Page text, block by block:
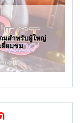
กมสำหรับผู้ใหญ่
ยี่ยมชม